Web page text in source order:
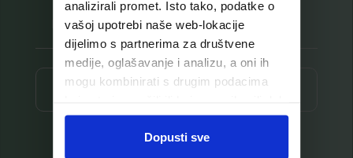
analizirali promet. Isto tako, podatke o
vašoj upotrebi naše web-lokacije
dijelimo s partnerima za društvene
medije, oglašavanje i analizu, a oni ih
mogu kombinirati s drugim podacima
ste upotrebljavali njihove usluge.
Dopusti sve
Prijava ⟶